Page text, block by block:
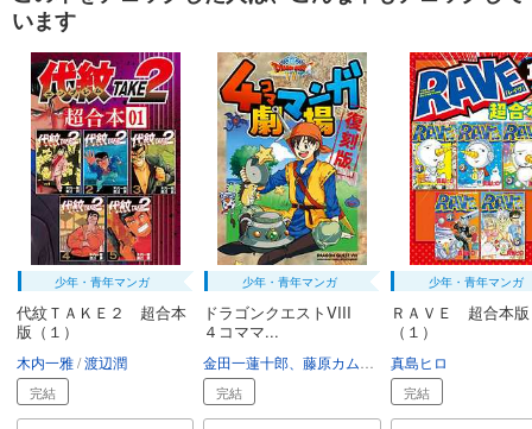
います
少年・青年マンガ
代紋ＴＡＫＥ２ 超合本
版（１）
木内一雅 渡辺潤
完結
少年・青年マンガ
ドラゴンクエストVIII
４コママ...
村上ゆみ子、栗本和
完結
少年・青年マンガ
ＲＡＶＥ 超合本版
（１）
真島ヒロ
完結